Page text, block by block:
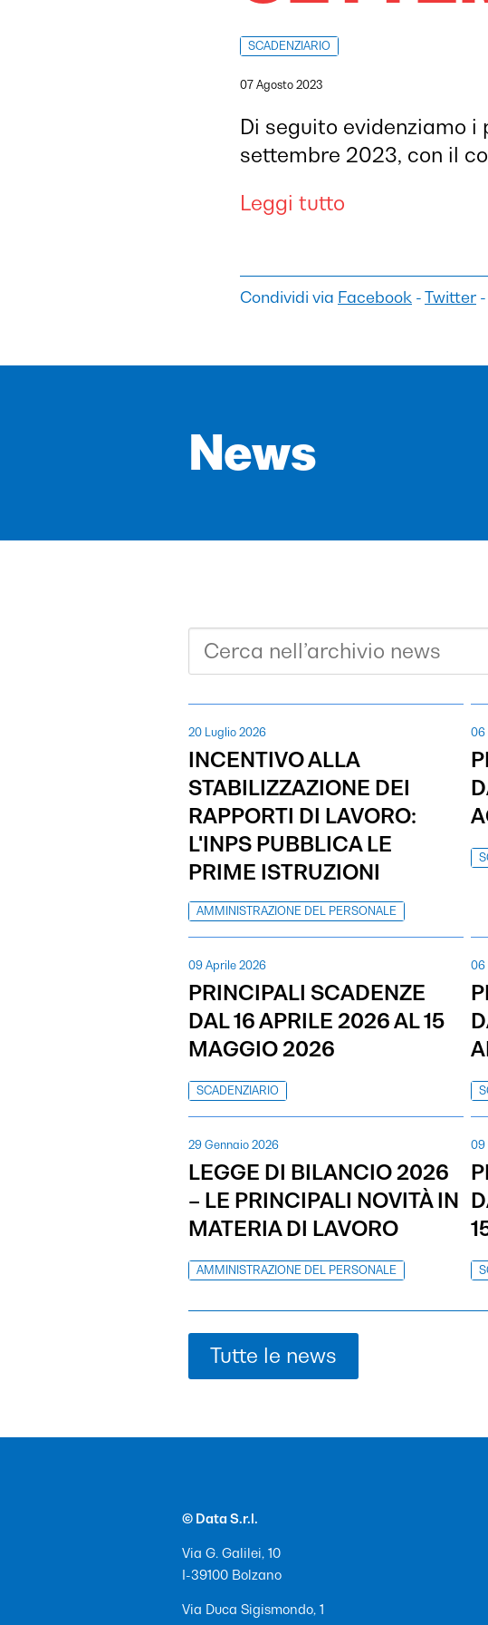
SCADENZIARIO
07 Agosto 2023
Di seguito evidenziamo
settembre 2023, con il
Leggi tutto
Condividi via Facebook - Twitter -
News
20 Luglio 2026
INCENTIVO ALLA
STABILIZZAZIONE DEI
RAPPORTI DI LAVORO:
L'INPS PUBBLICA LE
PRIME ISTRUZIONI
AMMINISTRAZIONE DEL PERSONALE
06
09 Aprile 2026
PRINCIPALI SCADENZE
DAL 16 APRILE 2026 AL 15
MAGGIO 2026
SCADENZIARIO
06
29 Gennaio 2026
LEGGE DI BILANCIO 2026
– LE PRINCIPALI NOVITÀ IN
MATERIA DI LAVORO
AMMINISTRAZIONE DEL PERSONALE
09
Tutte le news
© Data S.r.l.
Via G. Galilei, 10
I-39100 Bolzano
Via Duca Sigismondo, 1